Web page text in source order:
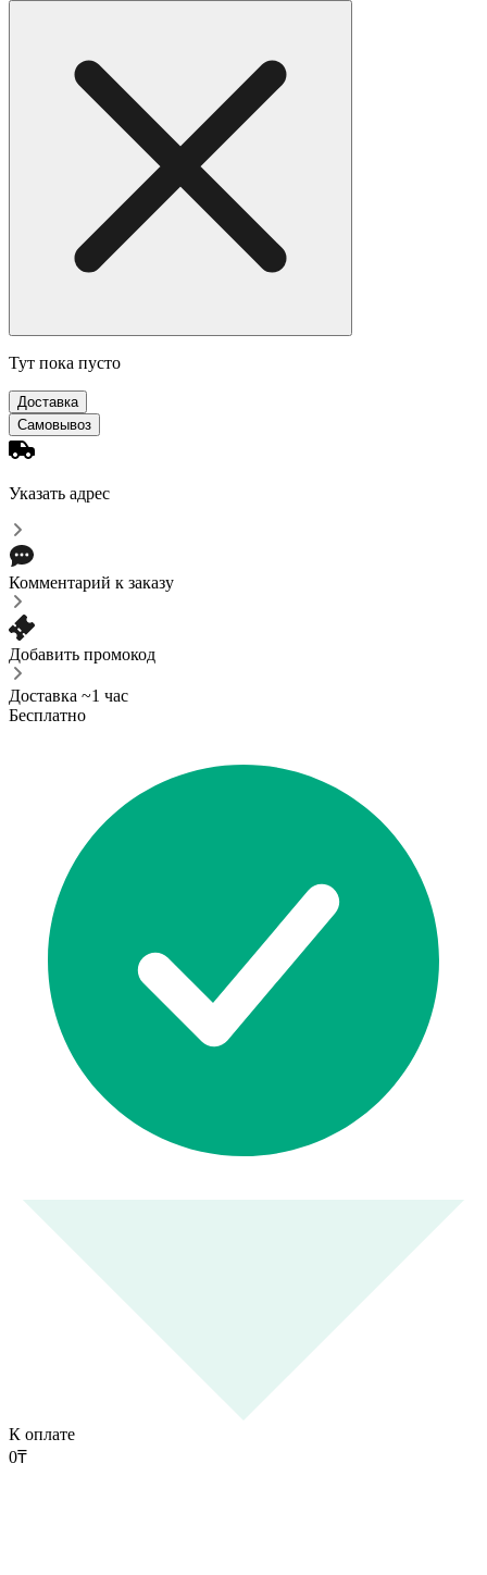
Тут пока пусто
Доставка
Самовывоз
Указать адрес
Комментарий к заказу
Добавить промокод
Доставка ~1 час
Бесплатно
К оплате
0₸